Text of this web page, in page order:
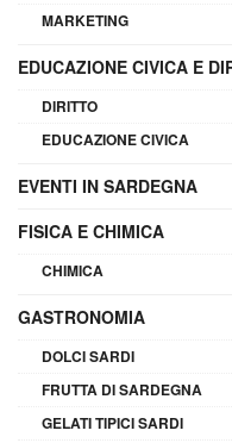
MARKETING
EDUCAZIONE CIVICA E
DIRITTO
EDUCAZIONE CIVICA
EVENTI IN SARDEGNA
FISICA E CHIMICA
CHIMICA
GASTRONOMIA
DOLCI SARDI
FRUTTA DI SARDEGNA
GELATI TIPICI SARDI